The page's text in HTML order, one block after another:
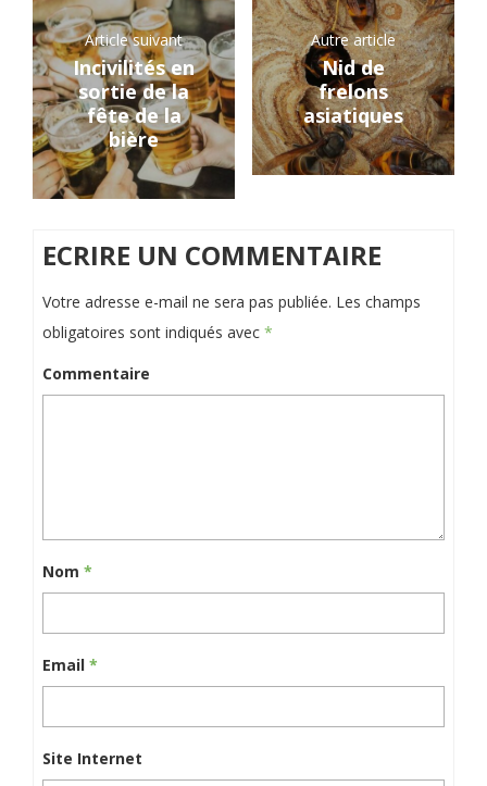
Article suivant
Incivilités en
sortie de la
fête de la
bière
Autre article
Nid de
frelons
asiatiques
ECRIRE UN COMMENTAIRE
Votre adresse e-mail ne sera pas publiée. Les champs
obligatoires sont indiqués avec *
Commentaire
Nom *
Email *
Site Internet